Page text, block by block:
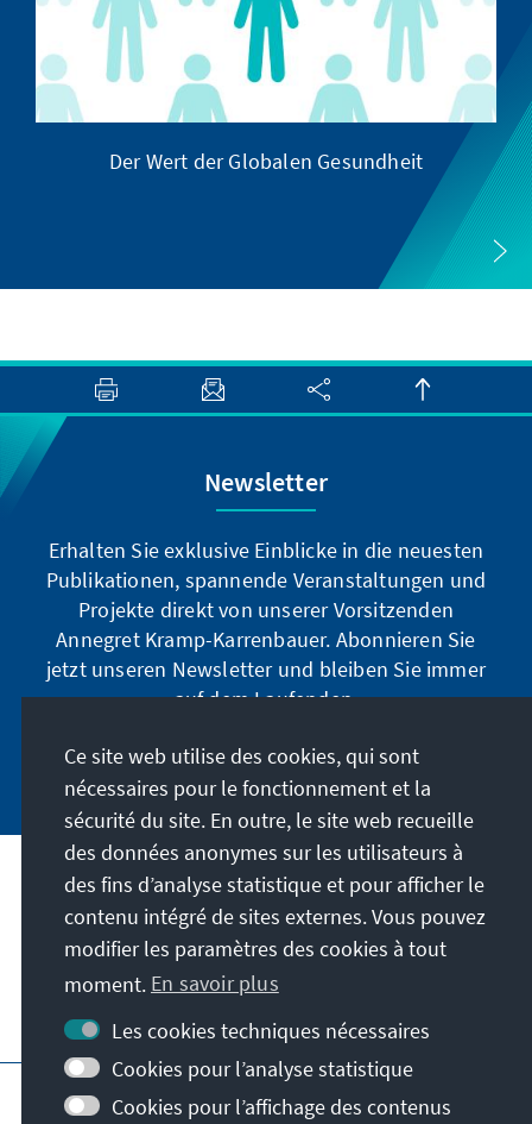
Der Wert der Globalen Gesundheit
Newsletter
Erhalten Sie exklusive Einblicke in die neuesten
Publikationen, spannende Veranstaltungen und
Projekte direkt von unserer Vorsitzenden
Annegret Kramp-Karrenbauer. Abonnieren Sie
jetzt unseren Newsletter und bleiben Sie immer
auf dem Laufenden.
Jetzt abonnieren
Notre mission
Contact
Autres offres de la fondation
Impressum
Protection des données
Conditions d'utilisation
Ce site web utilise des cookies, qui sont
nécessaires pour le fonctionnement et la
sécurité du site. En outre, le site web recueille
des données anonymes sur les utilisateurs à
des fins d’analyse statistique et pour afficher le
contenu intégré de sites externes. Vous pouvez
modifier les paramètres des cookies à tout
moment. En savoir plus
Les cookies techniques nécessaires
Cookies pour l’analyse statistique
Cookies pour l’affichage des contenus